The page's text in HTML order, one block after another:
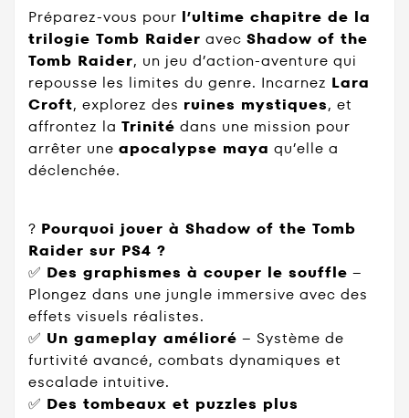
Préparez-vous pour l’ultime chapitre de la
trilogie Tomb Raider avec Shadow of the
Tomb Raider, un jeu d’action-aventure qui
repousse les limites du genre. Incarnez Lara
Croft, explorez des ruines mystiques, et
affrontez la Trinité dans une mission pour
arrêter une apocalypse maya qu’elle a
déclenchée.
? Pourquoi jouer à Shadow of the Tomb
Raider sur PS4 ?
✅ Des graphismes à couper le souffle –
Plongez dans une jungle immersive avec des
effets visuels réalistes.
✅ Un gameplay amélioré – Système de
furtivité avancé, combats dynamiques et
escalade intuitive.
✅ Des tombeaux et puzzles plus